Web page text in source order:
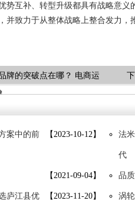
势互补、转型升级都具有战略意义
并致力于从整体战略上整合发力
牌的突破点在哪？ 电商运
【2023-10-12】
案中的前 法
代
【2021-09-04】 品
【2023-11-20】
庐江县优 涡